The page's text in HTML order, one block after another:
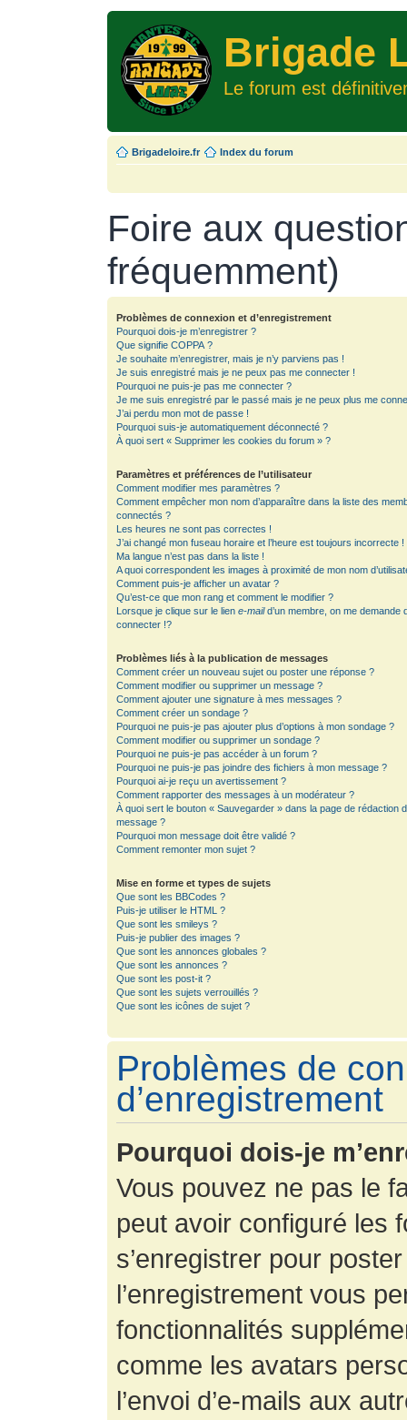
Brigade
Le forum est
Brigadeloire.fr Index du forum
Foire aux
fréquemment)
Problèmes de connexion et d’enregistrement
Pourquoi dois-je m’enregistrer ?
Que signifie COPPA ?
Je souhaite m’enregistrer, mais je n’y parviens pas !
Je suis enregistré mais je ne peux pas me connecter !
Pourquoi ne puis-je pas me connecter ?
Je me suis enregistré par le passé mais je ne peux plus me
J’ai perdu mon mot de passe !
Pourquoi suis-je automatiquement déconnecté ?
À quoi sert « Supprimer les cookies du forum » ?
Paramètres et préférences de l’utilisateur
Comment modifier mes paramètres ?
Comment empêcher mon nom d’apparaître dans la liste des
connectés ?
Les heures ne sont pas correctes !
J’ai changé mon fuseau horaire et l’heure est toujours incorrecte !
Ma langue n’est pas dans la liste !
A quoi correspondent les images à proximité de mon nom
Comment puis-je afficher un avatar ?
Qu’est-ce que mon rang et comment le modifier ?
Lorsque je clique sur le lien e-maild’un membre, on me demande
connecter !?
Problèmes liés à la publication de messages
Comment créer un nouveau sujet ou poster une réponse ?
Comment modifier ou supprimer un message ?
Comment ajouter une signature à mes messages ?
Comment créer un sondage ?
Pourquoi ne puis-je pas ajouter plus d’options à mon sondage ?
Comment modifier ou supprimer un sondage ?
Pourquoi ne puis-je pas accéder à un forum ?
Pourquoi ne puis-je pas joindre des fichiers à mon message ?
Pourquoi ai-je reçu un avertissement ?
Comment rapporter des messages à un modérateur ?
À quoi sert le bouton « Sauvegarder » dans la page de rédaction
message ?
Pourquoi mon message doit être validé ?
Comment remonter mon sujet ?
Mise en forme et types de sujets
Que sont les BBCodes ?
Puis-je utiliser le HTML ?
Que sont les smileys ?
Puis-je publier des images ?
Que sont les annonces globales ?
Que sont les annonces ?
Que sont les post-it ?
Que sont les sujets verrouillés ?
Que sont les icônes de sujet ?
Problèmes de
d’enregistrement
Pourquoi dois-je
Vous pouvez ne pas le
peut avoir configuré les
s’enregistrer pour
l’enregistrement vous
fonctionnalités
comme les avatars
l’envoi d’e-mails aux